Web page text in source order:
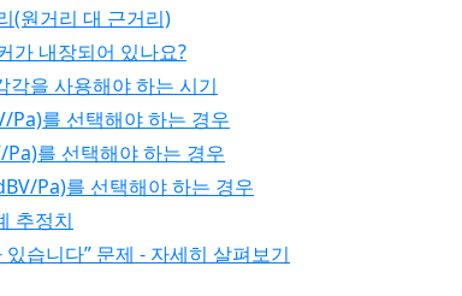
(원거리 대 근거리)
가 내장되어 있나요?
각을 사용해야 하는 시기
Pa)를 선택해야 하는 경우
를 선택해야 하는 경우
Pa)를 선택해야 하는 경우
추정치
습니다” 문제 - 자세히 살펴보기